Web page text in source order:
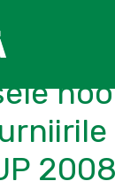
2008